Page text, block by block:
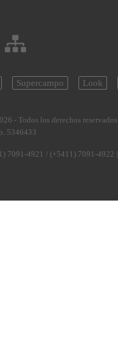
Supercampo Look
- Todos los derechos reservados
5346433
7091-4921 / (+5411) 7091-4922